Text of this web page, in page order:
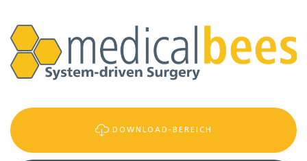
DOWNLOAD-BEREICH